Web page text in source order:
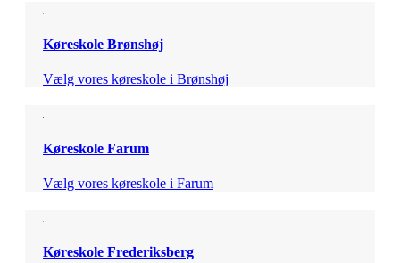
Køreskole Brønshøj
Vælg vores køreskole i Brønshøj
Køreskole Farum
Vælg vores køreskole i Farum
Køreskole Frederiksberg